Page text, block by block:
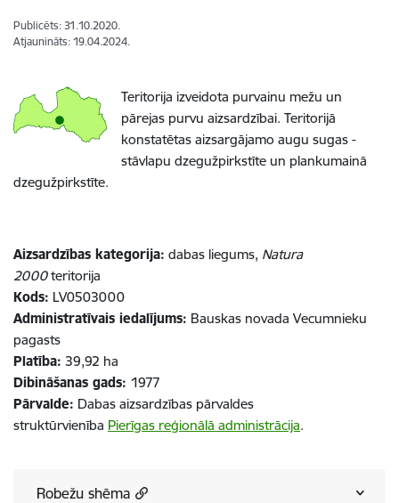
Publicēts: 31.10.2020.
Atjaunināts: 19.04.2024.
Teritorija izveidota purvainu mežu un
pārejas purvu aizsardzībai. Teritorijā
konstatētas aizsargājamo augu sugas -
stāvlapu dzegužpirkstīte un plankumainā
dzegužpirkstīte.
Aizsardzības kategorija: dabas liegums, Natura
2000teritorija
Kods: LV0503000
Administratīvais iedalījums: Bauskas novada Vecumnieku
pagasts
Platība: 39,92 ha
Dibināšanas gads: 1977
Pārvalde: Dabas aizsardzības pārvaldes
struktūrvienība Pierīgas reģionālā administrācija.
Robežu shēma